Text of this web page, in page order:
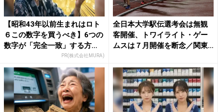
【昭和43年以前生まれはロト
６この数字を買うべき】6つの
数字が「完全一致」する方...
PR(株式会社MURA)
全日本大学駅伝選考会は無観
客開催、トワイライト・ゲー
ムスは７月開催を断念／関東